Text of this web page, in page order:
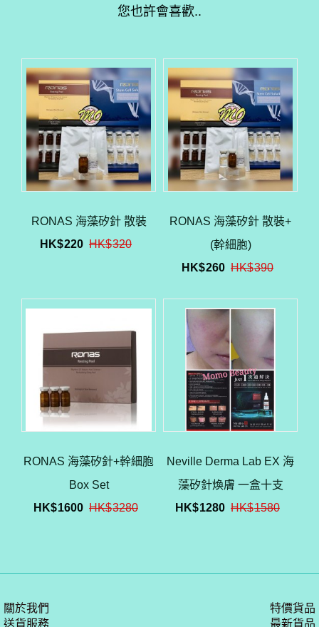
您也許會喜歡..
RONAS 海藻矽針 散裝
HK$220 HK$320
RONAS 海藻矽針 散裝+
(幹細胞)
HK$260 HK$390
RONAS 海藻矽針+幹細胞
Box Set
HK$1600 HK$3280
Neville Derma Lab EX 海
藻矽針煥膚 一盒十支
HK$1280 HK$1580
關於我們
送貨服務
特價貨品
最新貨品